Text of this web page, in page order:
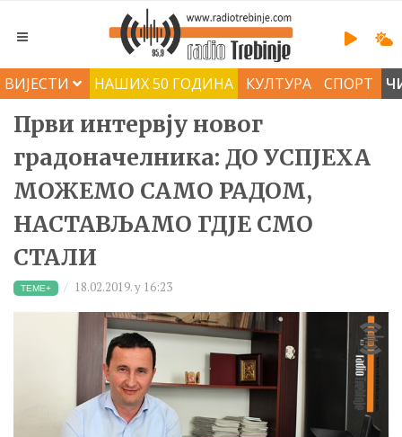
ВИЈЕСТИ НАШИХ 50 ГОДИНА КУЛТУРА СПОРТ
Први интервју новог
градоначелника: ДО УСПЈЕХА
МОЖЕМО САМО РАДОМ,
НАСТАВЉАМО ГДЈЕ СМО
СТАЛИ
ТЕМЕ+ 18.02.2019. у 16:23